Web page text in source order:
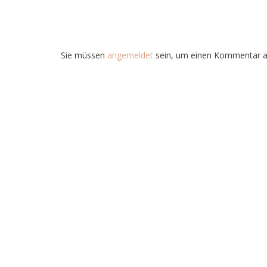
Sie müssen angemeldet sein, um einen Kommentar